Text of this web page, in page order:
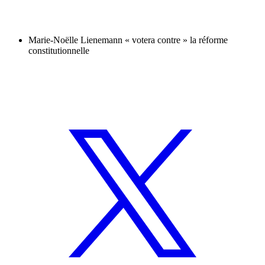
Marie-Noëlle Lienemann « votera contre » la réforme
constitutionnelle